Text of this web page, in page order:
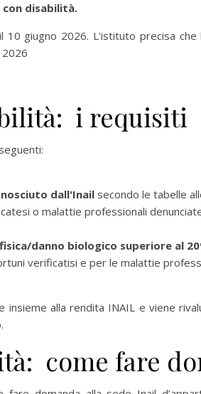
disabilità.
10 giugno 2026. L'istituto precisa
i requisiti
dall'Inail secondo le tabelle
o malattie professionali
danno biologico superiore al
verificatisi e per le malattie
insieme alla rendita INAIL e viene
come fare